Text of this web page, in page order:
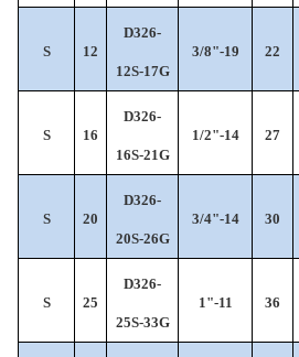
S 12
D326-
12S-17G
3/8"-19 22
S 16
D326-
16S-21G
1/2"-14 27
S 20
D326-
20S-26G
3/4"-14 30
S 25
D326-
25S-33G
1"-11 36